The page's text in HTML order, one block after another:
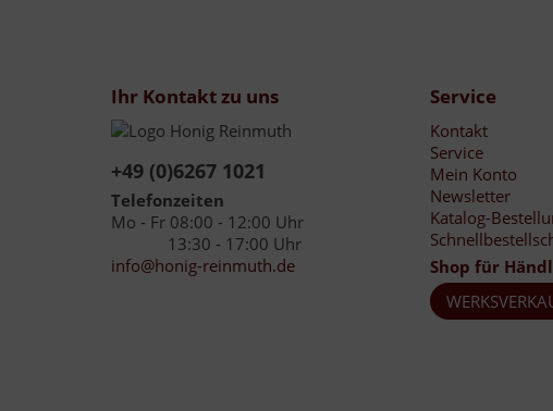
Ihr Kontakt zu uns
+49 (0)6267 1021
Telefonzeiten
Mo - Fr 08:00 - 12:00 Uhr
13:30 - 17:00 Uhr
info@honig-reinmuth.de
Service
Kontakt
Service
Mein Konto
Newsletter
Katalog-
Shop für